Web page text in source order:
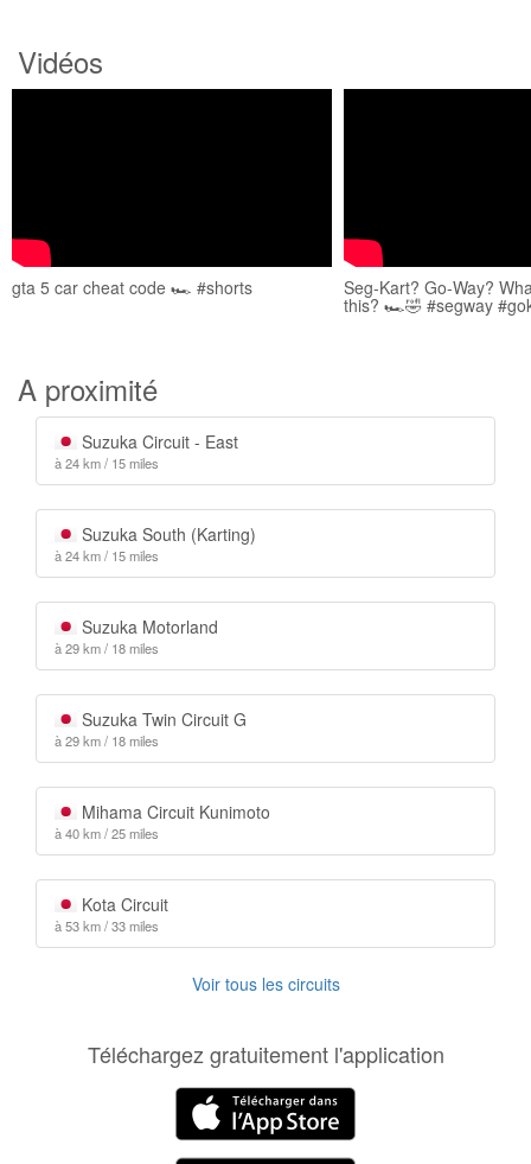
Vidéos
gta 5 car cheat code 🏎️ #shorts Seg-Kart? Go-Way?
this? 🏎️🤣 #segway
A proximité
Suzuka Circuit - East
à 24 km / 15 miles
Suzuka South (Karting)
à 24 km / 15 miles
Suzuka Motorland
à 29 km / 18 miles
Suzuka Twin Circuit G
à 29 km / 18 miles
Mihama Circuit Kunimoto
à 40 km / 25 miles
Kota Circuit
à 53 km / 33 miles
Voir tous les circuits
Téléchargez gratuitement l'application